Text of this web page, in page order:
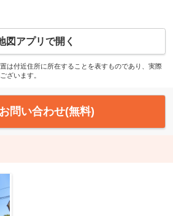
図アプリで開く
は付近住所に所在することを表すものであり、実際
ざいます。
お問い合わせ(無料)